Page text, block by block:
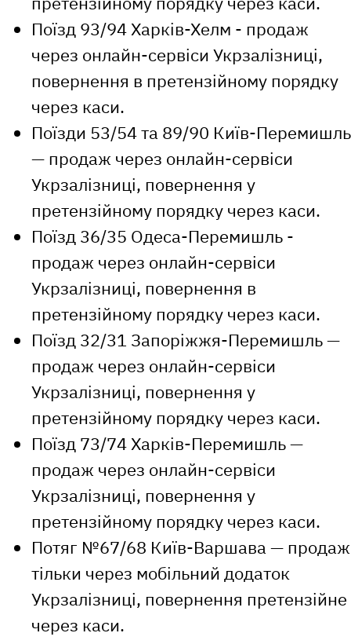
Поїзд 93/94 Харків-Хелм - продаж
через онлайн-сервіси Укрзалізниці,
повернення в претензійному порядку
через каси.
Поїзди 53/54 та 89/90 Київ-Перемишль
— продаж через онлайн-сервіси
Укрзалізниці, повернення у
претензійному порядку через каси.
Поїзд 36/35 Одеса-Перемишль -
продаж через онлайн-сервіси
Укрзалізниці, повернення в
претензійному порядку через каси.
Поїзд 32/31 Запоріжжя-Перемишль —
продаж через онлайн-сервіси
Укрзалізниці, повернення у
претензійному порядку через каси.
Поїзд 73/74 Харків-Перемишль —
продаж через онлайн-сервіси
Укрзалізниці, повернення у
претензійному порядку через каси.
Потяг №67/68 Київ-Варшава — продаж
тільки через мобільний додаток
Укрзалізниці, повернення претензійне
через каси.